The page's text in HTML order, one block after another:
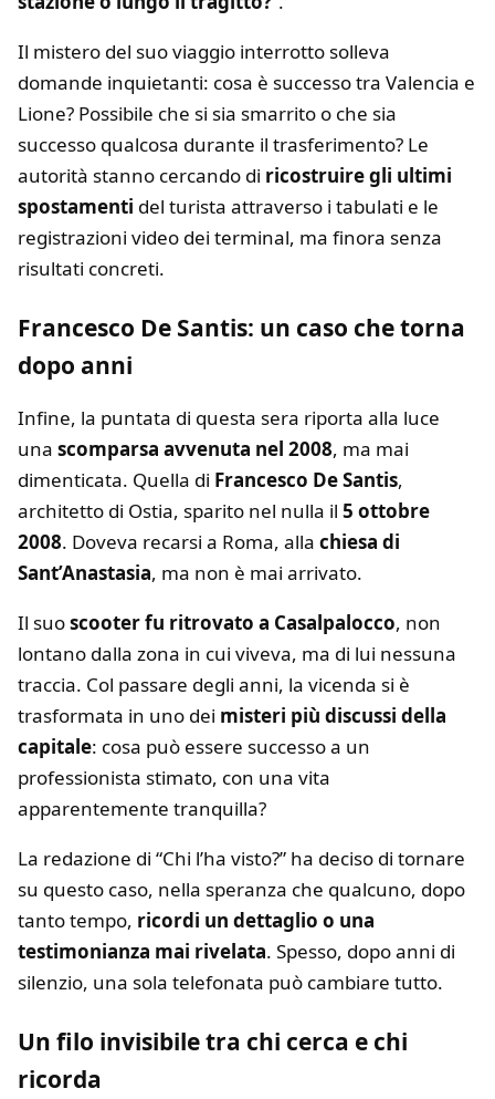
Il mistero del suo viaggio interrotto solleva
domande inquietanti: cosa è successo tra Valencia e
Lione? Possibile che si sia smarrito o che sia
successo qualcosa durante il trasferimento? Le
autorità stanno cercando di ricostruire gli ultimi
spostamenti del turista attraverso i tabulati e le
registrazioni video dei terminal, ma finora senza
risultati concreti.
Francesco De Santis: un caso che torna
dopo anni
Infine, la puntata di questa sera riporta alla luce
una scomparsa avvenuta nel 2008, ma mai
dimenticata. Quella di Francesco De Santis,
architetto di Ostia, sparito nel nulla il 5 ottobre
2008. Doveva recarsi a Roma, alla chiesa di
Sant’Anastasia, ma non è mai arrivato.
Il suoscooter fu ritrovato a Casalpalocco, non
lontano dalla zona in cui viveva, ma di lui nessuna
traccia. Col passare degli anni, la vicenda si è
trasformata in uno dei misteri più discussi della
capitale: cosa può essere successo a un
professionista stimato, con una vita
apparentemente tranquilla?
La redazione di “Chi l’ha visto?” ha deciso di tornare
su questo caso, nella speranza che qualcuno, dopo
tanto tempo, ricordi un dettaglio o una
testimonianza mai rivelata. Spesso, dopo anni di
silenzio, una sola telefonata può cambiare tutto.
Un filo invisibile tra chi cerca e chi
ricorda